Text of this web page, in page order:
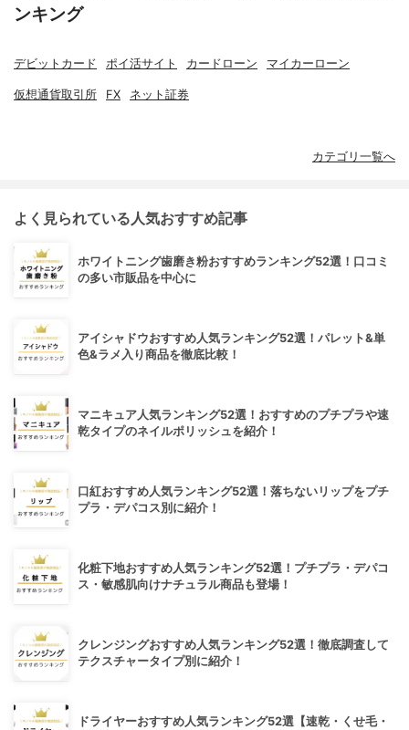
ンキング
デビットカード ポイ活サイト カードローン マイカーローン
仮想通貨取引所 FX ネット証券
カテゴリ一覧へ
よく見られている人気おすすめ記事
ホワイトニング歯磨き粉おすすめランキング52選！口コミ
の多い市販品を中心に
アイシャドウおすすめ人気ランキング52選！パレット&単
色&ラメ入り商品を徹底比較！
マニキュア人気ランキング52選！おすすめのプチプラや速
乾タイプのネイルポリッシュを紹介！
口紅おすすめ人気ランキング52選！落ちないリップをプチ
プラ・デパコス別に紹介！
化粧下地おすすめ人気ランキング52選！プチプラ・デパコ
ス・敏感肌向けナチュラル商品も登場！
クレンジングおすすめ人気ランキング52選！徹底調査して
テクスチャータイプ別に紹介！
ドライヤーおすすめ人気ランキング52選【速乾・くせ毛・